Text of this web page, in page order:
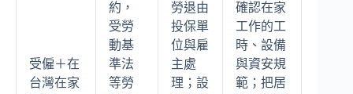
受僱＋在
台灣在家
約，
受勞
動基
準法
等勞
勞退由
投保單
位與雇
主處
理；設
確認在家
工作的工
時、設備
與資安規
範；把居